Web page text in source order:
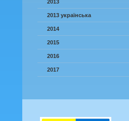
2013
2013 українська
2014
2015
2016
2017